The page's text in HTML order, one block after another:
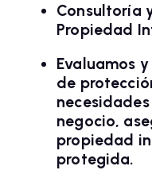
Consultoría
Propiedad
Evaluamos
de
negocio,
propiedad
protegida.